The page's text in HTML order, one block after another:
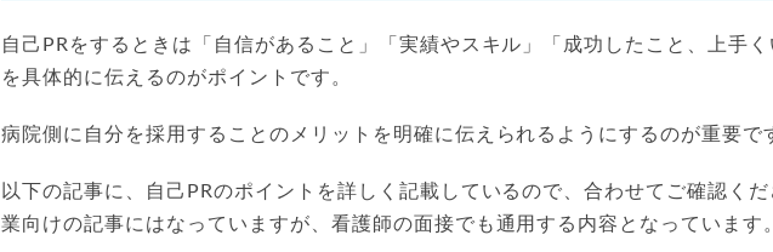
自己PRをするときは「自信があること」「実績やスキル」「成功したこと、上手く
を具体的に伝えるのがポイントです。
病院側に自分を採用することのメリットを明確に伝えられるようにするのが重要で
以下の記事に、自己PRのポイントを詳しく記載しているので、合わせてご確認く
業向けの記事にはなっていますが、看護師の面接でも通用する内容となっています。